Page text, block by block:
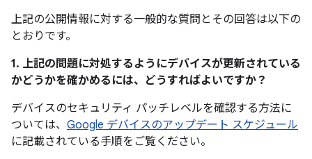
上記の公開情報に対する一般的な質問とその回答は以下の
とおりです。
1. 上記の問題に対処するようにデバイスが更新されている
かどうかを確かめるには、どうすればよいですか？
デバイスのセキュリティ パッチレベルを確認する方法に
ついては、 Google デバイスのアップデート スケジュール
に記載されている手順をご覧ください。